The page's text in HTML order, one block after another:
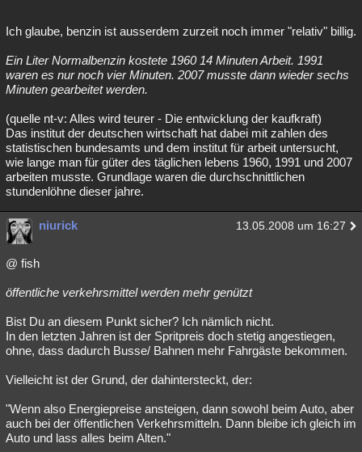
Ich glaube, benzin ist ausserdem zurzeit noch immer "relativ" billig.
Ein Liter Normalbenzin kostete 1960 14 Minuten Arbeit. 1991
waren es nur noch vier Minuten. 2007 musste dann wieder sechs
Minuten gearbeitet werden.
(quelle nt-v: Alles wird teurer - Die entwicklung der kaufkraft)
Das institut der deutschen wirtschaft hat dabei mit zahlen des
statistischen bundesamts und dem institut für arbeit untersucht,
wie lange man für güter des täglichen lebens 1960, 1991 und 2007
arbeiten musste. Grundlage waren die durchschnittlichen
stundenlöhne dieser jahre.
niurick 13.05.2008 um 16:27
@ fish
öffentliche verkehrsmittel werden mehr genützt
Bist Du an diesem Punkt sicher? Ich nämlich nicht.
In den letzten Jahren ist der Spritpreis doch stetig angestiegen,
ohne, dass dadurch Busse/ Bahnen mehr Fahrgäste bekommen.
Vielleicht ist der Grund, der dahintersteckt, der:
"Wenn also Energiepreise ansteigen, dann sowohl beim Auto, aber
auch bei der öffentlichen Verkehrsmitteln. Dann bleibe ich gleich im
Auto und lass alles beim Alten."